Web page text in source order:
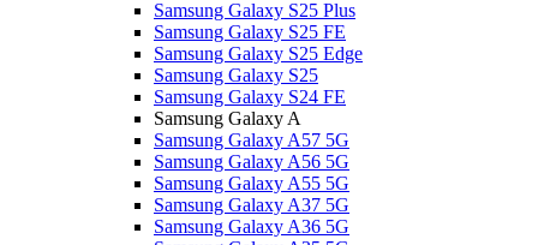
Samsung Galaxy S25 Plus
Samsung Galaxy S25 FE
Samsung Galaxy S25 Edge
Samsung Galaxy S25
Samsung Galaxy S24 FE
Samsung Galaxy A
Samsung Galaxy A57 5G
Samsung Galaxy A56 5G
Samsung Galaxy A55 5G
Samsung Galaxy A37 5G
Samsung Galaxy A36 5G